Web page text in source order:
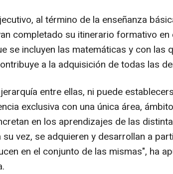
al término de la enseñanza
completado su itinerario formativo
se incluyen las matemáticas y con las
a la adquisición de todas las
entre ellas, ni puede
exclusiva con una única área,
en los aprendizajes de las
su vez, se adquieren y desarrollan a
en el conjunto de las mismas", ha